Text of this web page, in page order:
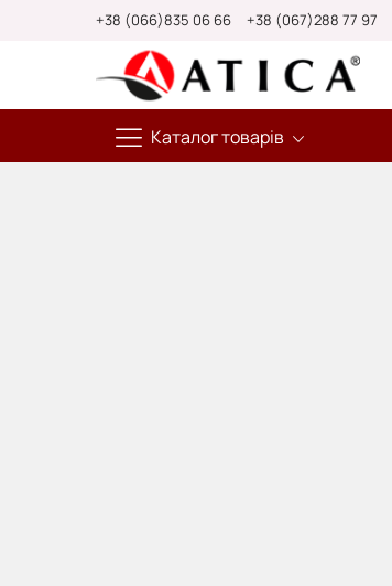
+38 (066)835 06 66 +38 (067)288 77 97
Каталог товарів